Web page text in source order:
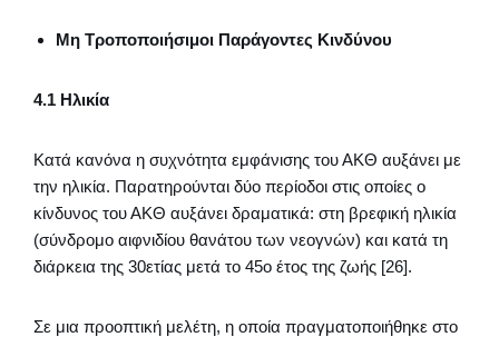
Μη Τροποποιήσιμοι Παράγοντες Κινδύνου
4.1 Ηλικία
Κατά κανόνα η συχνότητα εμφάνισης του ΑΚΘ αυξάνει με
την ηλικία. Παρατηρούνται δύο περίοδοι στις οποίες ο
κίνδυνος του ΑΚΘ αυξάνει δραματικά: στη βρεφική ηλικία
(σύνδρομο αιφνιδίου θανάτου των νεογνών) και κατά τη
διάρκεια της 30ετίας μετά το 45ο έτος της ζωής [26].
Σε μια προοπτική μελέτη, η οποία πραγματοποιήθηκε στο